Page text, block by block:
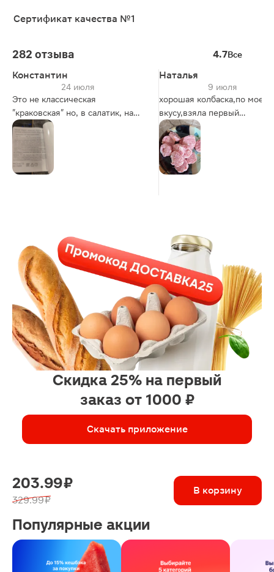
Сертификат качества №1
282 отзыва 4.7Все
Константин
24 июля
Это не классическая
"краковская" но, в салатик, на
бутерброд -хорошо подойдет.
Состав на фото -норм)) Цена, а
сейчас со скидкой, смотрится
-хорошо. Брать можно)
Наталья
9 июля
хорошая колбаска,по моему
вкусу,взяла первый
раз,понравилась.
Скидка 25% на первый
заказ от 1000 ₽
Скачать приложение
203.99 ₽
329.99 ₽
В корзину
Популярные акции